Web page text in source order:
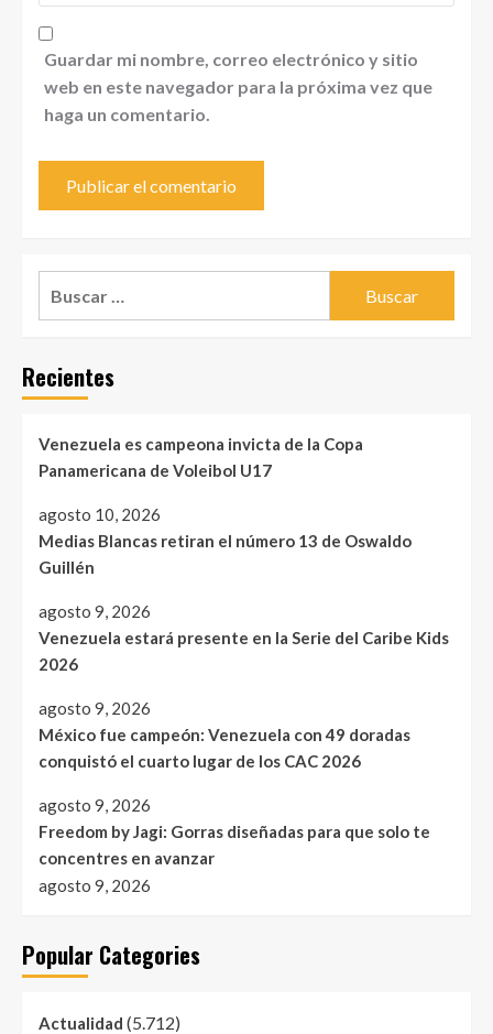
Guardar mi nombre, correo electrónico y sitio
web en este navegador para la próxima vez que
haga un comentario.
Recientes
Venezuela es campeona invicta de la Copa
Panamericana de Voleibol U17
agosto 10, 2026
Medias Blancas retiran el número 13 de Oswaldo
Guillén
agosto 9, 2026
Venezuela estará presente en la Serie del Caribe Kids
2026
agosto 9, 2026
México fue campeón: Venezuela con 49 doradas
conquistó el cuarto lugar de los CAC 2026
agosto 9, 2026
Freedom by Jagi: Gorras diseñadas para que solo te
concentres en avanzar
agosto 9, 2026
Popular Categories
Actualidad (5.712)